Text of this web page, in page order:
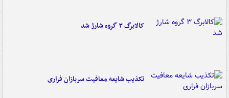
کالابرگ ۳ گروه شارژ شد
تکذیب شایعه معافیت سربازان فراری